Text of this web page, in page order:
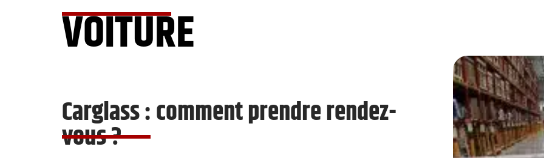
VOITURE
Carglass : comment prendre rendez-
vous ?